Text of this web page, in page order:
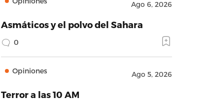
Ago 6, 2026
Asmáticos y el polvo del Sahara
0
Opiniones Ago 5, 2026
Terror a las 10 AM